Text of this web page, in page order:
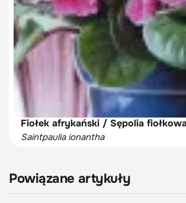
Fiołek afrykański / Sępolia
Saintpaulia ionantha
Powiązane artykuły